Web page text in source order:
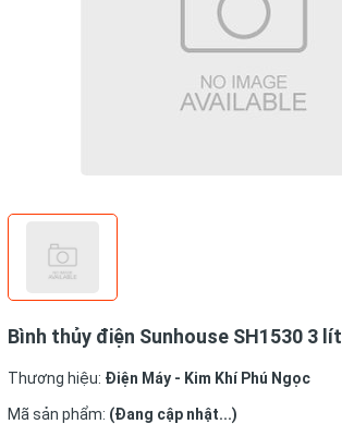
Bình thủy điện Sunhouse SH1530 3 lít
Thương hiệu: Điện Máy - Kim Khí Phú Ngọc
Mã sản phẩm: (Đang cập nhật...)